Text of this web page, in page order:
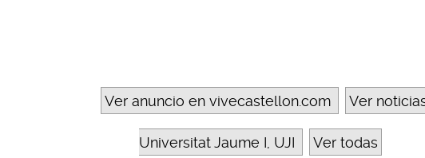
Ver anuncio en vivecastellon.com Ver
Universitat Jaume I, UJI Ver todas